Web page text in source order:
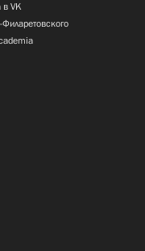
в VK
Филаретовского